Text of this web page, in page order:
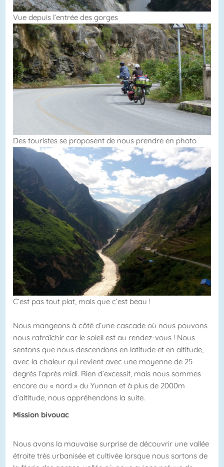
Vue depuis l’entrée des gorges
Des touristes se proposent de nous prendre en photo
C’est pas tout plat, mais que c’est beau !
Nous mangeons à côté d’une cascade où nous pouvons
nous rafraîchir car le soleil est au rendez-vous ! Nous
sentons que nous descendons en latitude et en altitude,
avec la chaleur qui revient avec une moyenne de 25
degrés l’après midi. Rien d’excessif, mais nous sommes
encore au « nord » du Yunnan et à plus de 2000m
d’altitude, nous appréhendons la suite.
Mission bivouac
Nous avons la mauvaise surprise de découvrir une vallée
étroite très urbanisée et cultivée lorsque nous sortons de